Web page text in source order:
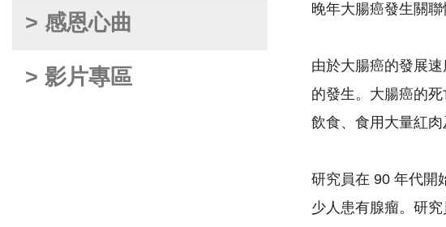
> 感恩心曲
> 影片專區
晚年大腸癌發生關聯
由於大腸癌的發展
的發生。大腸癌的
飲食、食用大量紅肉
研究員在 90 年代開
少人患有腺瘤。研